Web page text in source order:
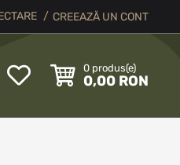
CREEAZĂ UN CONT
0 produs(e)
0,00 RON